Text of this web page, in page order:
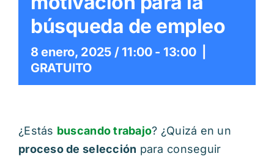
búsqueda de empleo
8 enero, 2025 / 11:00- 13:00
GRATUITO
¿Estás buscando trabajo? ¿Quizá en un
proceso de selección para conseguir